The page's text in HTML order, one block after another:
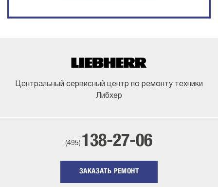
Центральный сервисный центр по ремонту техники
Либхер
(495) 138-27-06
ЗАКАЗАТЬ РЕМОНТ